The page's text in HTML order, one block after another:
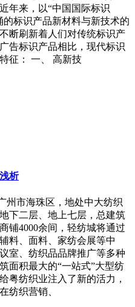
年来，以“中国国际标识
的标识产品新材料与新技术的
断刷新着人们对传统标识产
标识产品相比，现代标识
征： 一、 高新技
析
州市海珠区，地处中大纺织
下二层、地上七层，总建筑
铺4000余间，轻纺城将通过
料、面料、家纺会展等中
室、纺织品品牌推广等多种
面积最大的“一站式”大型纺
粤纺织业注入了新的活力，
纺织营销、